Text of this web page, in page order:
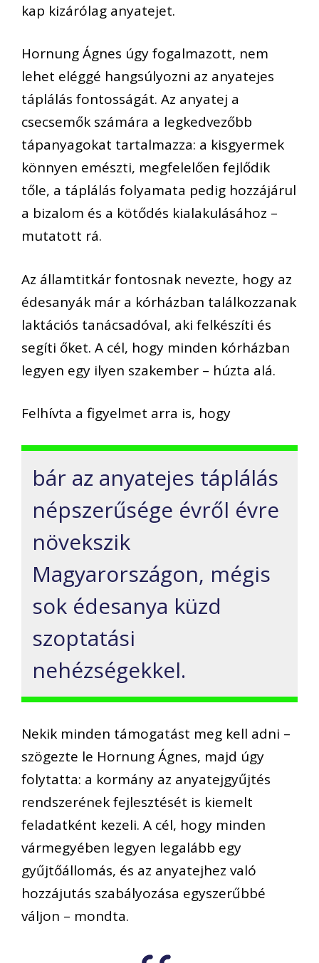
kap kizárólag anyatejet.
Hornung Ágnes úgy fogalmazott, nem
lehet eléggé hangsúlyozni az anyatejes
táplálás fontosságát. Az anyatej a
csecsemők számára a legkedvezőbb
tápanyagokat tartalmazza: a kisgyermek
könnyen emészti, megfelelően fejlődik
tőle, a táplálás folyamata pedig hozzájárul
a bizalom és a kötődés kialakulásához –
mutatott rá.
Az államtitkár fontosnak nevezte, hogy az
édesanyák már a kórházban találkozzanak
laktációs tanácsadóval, aki felkészíti és
segíti őket. A cél, hogy minden kórházban
legyen egy ilyen szakember – húzta alá.
Felhívta a figyelmet arra is, hogy
bár az anyatejes táplálás
népszerűsége évről évre
növekszik
Magyarországon, mégis
sok édesanya küzd
szoptatási
nehézségekkel.
Nekik minden támogatást meg kell adni –
szögezte le Hornung Ágnes, majd úgy
folytatta: a kormány az anyatejgyűjtés
rendszerének fejlesztését is kiemelt
feladatként kezeli. A cél, hogy minden
vármegyében legyen legalább egy
gyűjtőállomás, és az anyatejhez való
hozzájutás szabályozása egyszerűbbé
váljon – mondta.